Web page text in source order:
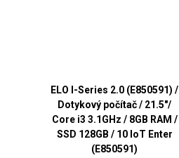
ELO I-Series 2.0 (E850591) /
Dotykový počítač / 21.5"/
Core i3 3.1GHz / 8GB RAM /
SSD 128GB / 10 IoT Enter
(E850591)